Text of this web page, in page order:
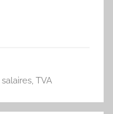
salaires, TVA